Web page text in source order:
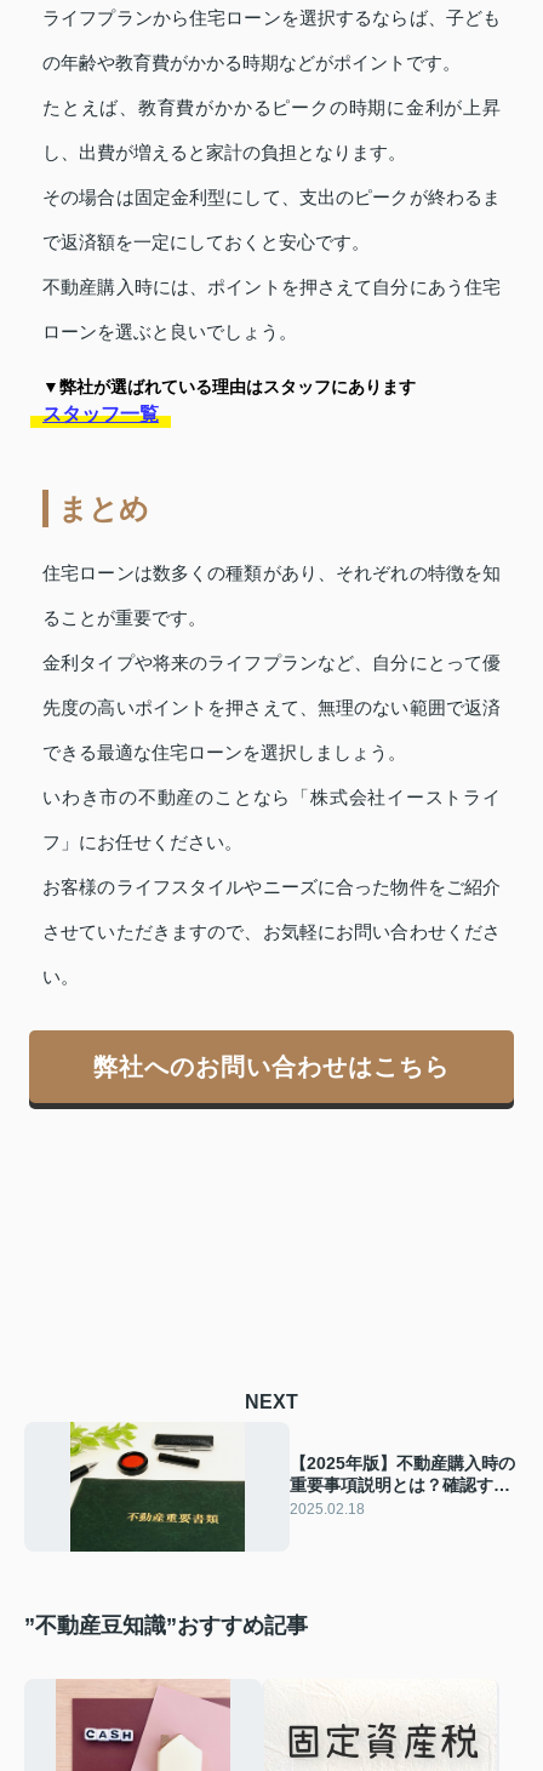
ライフプランから住宅ローンを選択するならば、子ども
の年齢や教育費がかかる時期などがポイントです。
たとえば、教育費がかかるピークの時期に金利が上昇
し、出費が増えると家計の負担となります。
その場合は固定金利型にして、支出のピークが終わるま
で返済額を一定にしておくと安心です。
不動産購入時には、ポイントを押さえて自分にあう住宅
ローンを選ぶと良いでしょう。
▼弊社が選ばれている理由はスタッフにあります
スタッフ一覧
まとめ
住宅ローンは数多くの種類があり、それぞれの特徴を知
ることが重要です。
金利タイプや将来のライフプランなど、自分にとって優
先度の高いポイントを押さえて、無理のない範囲で返済
できる最適な住宅ローンを選択しましょう。
いわき市の不動産のことなら「株式会社イーストライ
フ」にお任せください。
お客様のライフスタイルやニーズに合った物件をご紹介
させていただきますので、お気軽にお問い合わせくださ
い。
弊社へのお問い合わせはこちら
NEXT
【2025年版】不動産購入時の
重要事項説明とは？確認すべ
きポイントと注意点もご紹介
2025.02.18
”不動産豆知識”おすすめ記事